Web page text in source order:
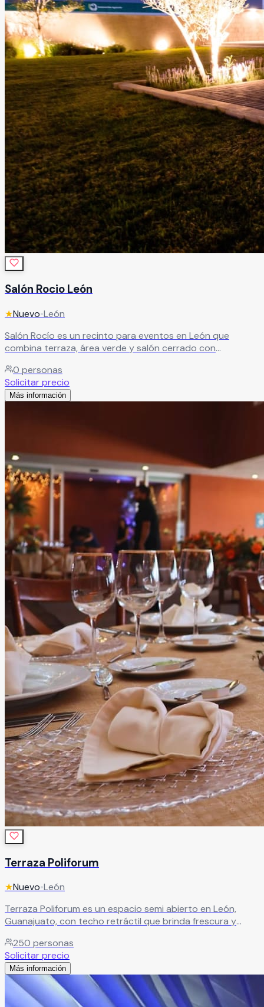
Salón Rocio León
★Nuevo•León
Salón Rocío es un recinto para eventos en León que
combina terraza, área verde y salón cerrado con
empresariales que buscan versatilidad, diferentes
ambientes y una experiencia bien organizada
0 personas
Solicitar precio
Más información
Terraza Poliforum
★Nuevo•León
Terraza Poliforum es un espacio semi abierto en León,
Guanajuato, con techo retráctil que brinda frescura y
seguridad y capacidad de 50 a 250 personas. Ofrece
organización integral con Event Planner certificado y
paquetes personalizados para bodas boutique, XV años,
graduaciones y eventos especiales Leer más
250 personas
Solicitar precio
Más información